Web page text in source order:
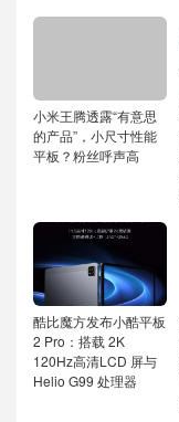
小米王腾透露“有意思
的产品”，小尺寸性能
平板？粉丝呼声高
酷比魔方发布小酷平板
2 Pro：搭载 2K
120Hz高清LCD 屏与
Helio G99 处理器